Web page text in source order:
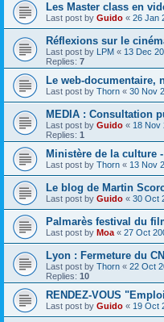
Les Master class en
Last post by Guido « 26 Jan
Réflexions sur le
Last post by LPM « 13 Dec
Replies: 7
Le web-documentaire,
Last post by Thorn « 30 Nov
MEDIA : Consultation
Last post by Guido « 18 Nov
Replies: 1
Ministère de la culture
Last post by Thorn « 13 Nov
Le blog de Martin
Last post by Guido « 30 Oct
Palmarès festival du
Last post by Moa « 27 Oct
Lyon : Fermeture du
Last post by Thorn « 22 Oct
Replies: 10
RENDEZ-VOUS
Last post by Guido « 19 Oct